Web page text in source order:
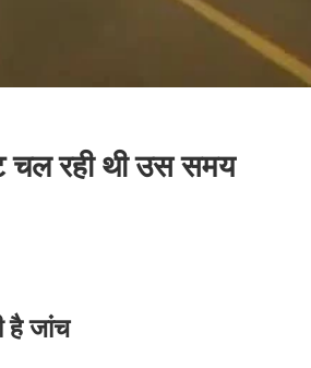
चल रही थी उस समय
है जांच